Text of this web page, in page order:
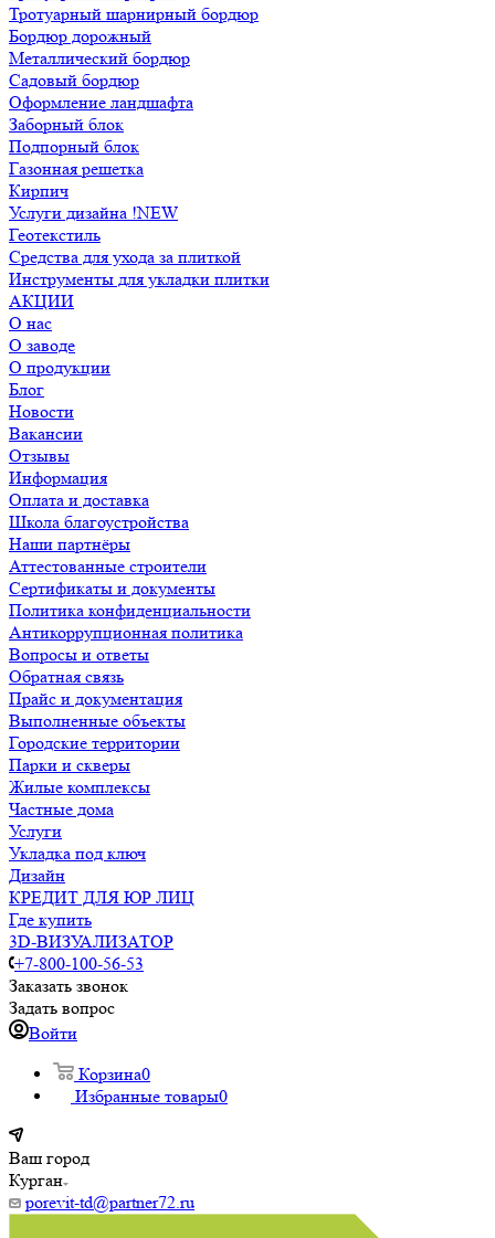
Тротуарный шарнирный бордюр
Бордюр дорожный
Металлический бордюр
Садовый бордюр
Оформление ландшафта
Заборный блок
Подпорный блок
Газонная решетка
Кирпич
Услуги дизайна !NEW
Геотекстиль
Средства для ухода за плиткой
Инструменты для укладки плитки
АКЦИИ
О нас
О заводе
О продукции
Блог
Новости
Вакансии
Отзывы
Информация
Оплата и доставка
Школа благоустройства
Наши партнёры
Аттестованные строители
Сертификаты и документы
Политика конфиденциальности
Антикоррупционная политика
Вопросы и ответы
Обратная связь
Прайс и документация
Выполненные объекты
Городские территории
Парки и скверы
Жилые комплексы
Частные дома
Услуги
Укладка под ключ
Дизайн
КРЕДИТ ДЛЯ ЮР ЛИЦ
Где купить
3D-ВИЗУАЛИЗАТОР
+7-800-100-56-53
Заказать звонок
Задать вопрос
Войти
Корзина0
Избранные товары0
Ваш город
Курган
porevit-td@partner72.ru